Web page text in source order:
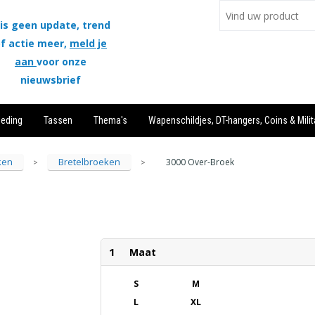
geen update, trend
actie meer, meld je
aan voor onze
nieuwsbrief
Tassen Thema's Wapenschildjes, DT-hangers, Coins &
> Bretelbroeken > 3000 Over-Broek
1 Maat
S
M
L
XL